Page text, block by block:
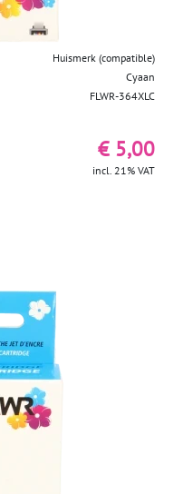
Huismerk (compatible)
Cyaan
FLWR-364XLC
€ 5,00
incl. 21% VAT